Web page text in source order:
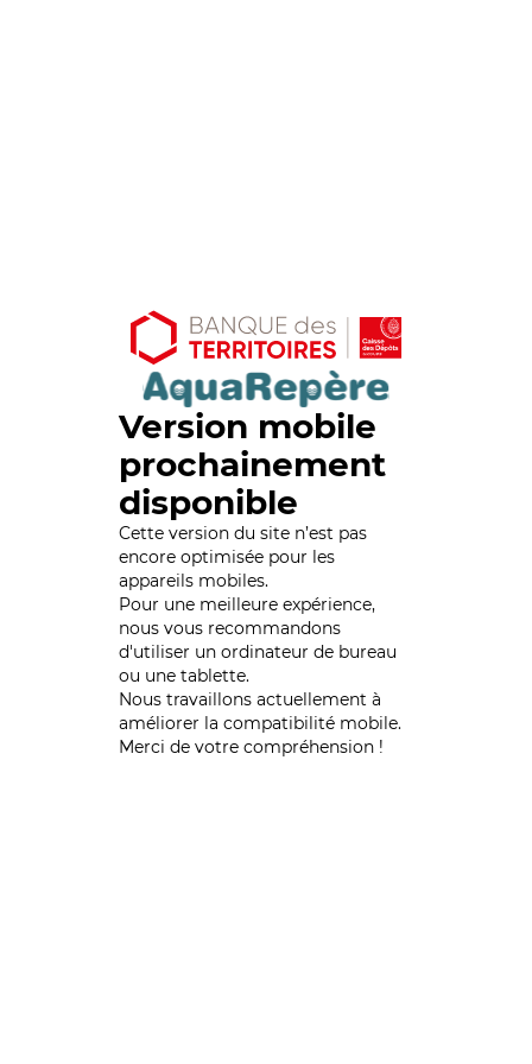
Version mobile
prochainement
disponible
Cette version du site n’est pas
encore optimisée pour les
appareils mobiles.
Pour une meilleure expérience,
nous vous recommandons
d'utiliser un ordinateur de bureau
ou une tablette.
Nous travaillons actuellement à
améliorer la compatibilité mobile.
Merci de votre compréhension !